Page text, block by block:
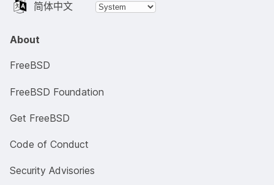
简体中文
About
FreeBSD
FreeBSD Foundation
Get FreeBSD
Code of Conduct
Security Advisories